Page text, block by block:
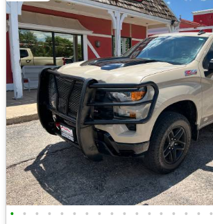
• • • • • • • • • • • • • • • • •